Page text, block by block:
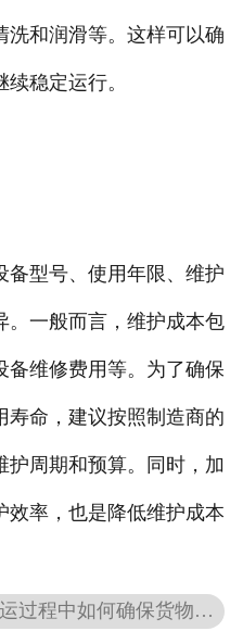
洗和润滑等。这样可以确
稳定运行。
备型号、使用年限、维护
。一般而言，维护成本包
备维修费用等。为了确保
寿命，建议按照制造商的
护周期和预算。同时，加
效率，也是降低维护成本
上一条：集装箱门机在搬运过程中如何确保货物的安全？